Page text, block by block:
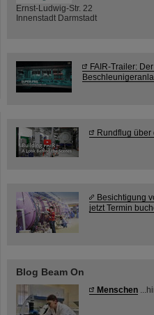
Ernst-Ludwig-Str. 22
Innenstadt Darmstadt
FAIR-Trailer:
Rundflug über
Besichtigung
jetzt Termin
Blog Beam On
Menschen